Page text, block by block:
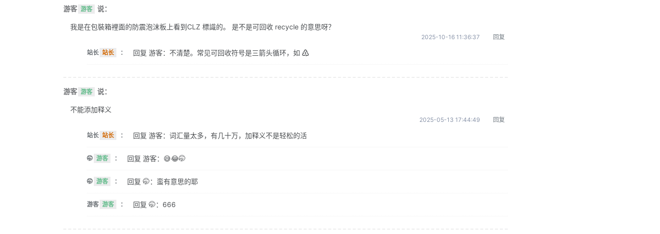
游客 游客 说：
我是在包裝箱裡面的防震泡沫板上看到CLZ 標識的。 是不是可回收 recycle 的意思呀？
2025-10-16 11:36:37 回复
站长 站长 ： 回复 游客：不清楚。常见可回收符号是三箭头循环，如 ♴
游客 游客 说：
不能添加释义
2025-05-13 17:44:49 回复
站长 站长 ： 回复 游客：词汇量太多，有几十万，加释义不是轻松的活
🤭 游客 ： 回复 游客：😅😂🤭
🤭 游客 ： 回复 🤭：蛮有意思的耶
游客 游客 ： 回复 🤭：666